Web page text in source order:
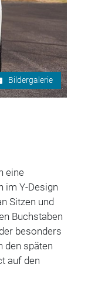
Bildergalerie
eine
im Y-Design
Sitzen und
Buchstaben
besonders
den späten
auf den